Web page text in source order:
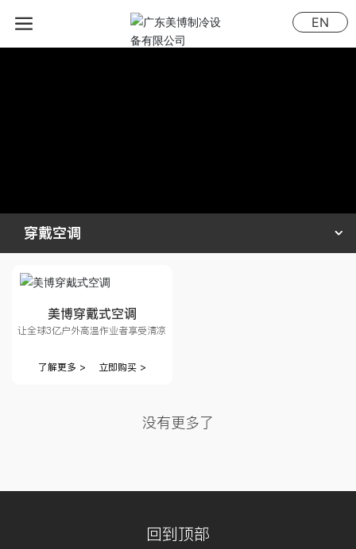
EN
穿戴空调
美博穿戴式空调
让全球3亿户外高温作业者享受清凉
了解更多 > 立即购买 >
没有更多了
回到顶部